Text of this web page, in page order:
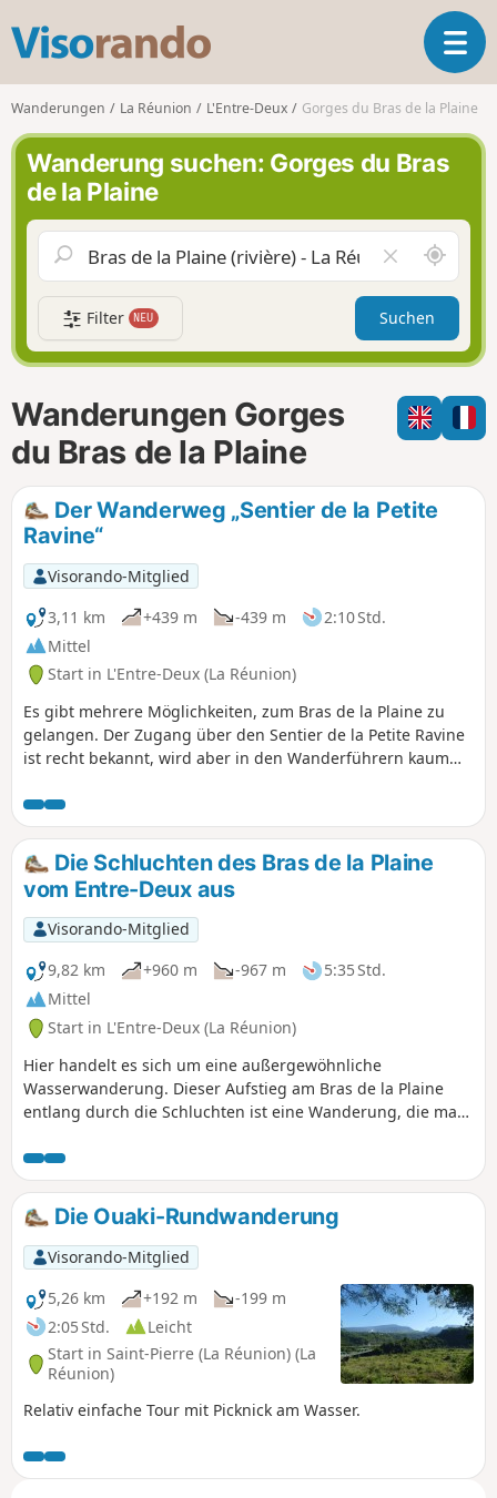
s
o
r
a
n
o
T
o
g
a
v
g
a
t
i
n
Wanderungen La Réunion L'Entre-Deux Gorges du Bras de la Plaine
Wanderung suchen: Gorges du Bras
de la Plaine
e
l
d
l
e
e
e
S
c
h
u
m
i
h
m
Filter NEU Suchen
Wanderungen Gorges
du Bras de la Plaine
Der Wanderweg „Sentier de la Petite
Ravine“
Visorando-Mitglied
3,11 km
+439 m -439 m
2:10 Std.
Mittel
Start in L'Entre-Deux (La Réunion)
Es gibt mehrere Möglichkeiten, zum Bras de la Plaine zu
gelangen. Der Zugang über den Sentier de la Petite Ravine
ist recht bekannt, wird aber in den Wanderführern kaum
wunderschönen Caverne de la Petite Ravine. Wenn sich die
Gelegenheit bietet, zögern Sie nicht, im Fluss zu baden
oder sich die herrlichen Schluchten flussabwärts der Höhle
anzusehen: Versuchen Sie keines dieser beiden Vorhaben,
wenn der Wasserstand zu hoch ist!
Die Schluchten des Bras de la Plaine
vom Entre-Deux aus
Visorando-Mitglied
9,82 km
+960 m -967 m
5:35 Std.
Mittel
Start in L'Entre-Deux (La Réunion)
Hier handelt es sich um eine außergewöhnliche
Wasserwanderung. Dieser Aufstieg am Bras de la Plaine
entlang durch die Schluchten ist eine Wanderung, die man
Höhlen, Felsspalten und sehr enge Passagen aneinander,
durch die das Licht nur schwer dringt. In diesem herrlichen
Gebiet werden Sie sehr oft nasse Füße bekommen, und
genau das macht den Reiz dieser Wanderung aus. Das GPS
empfängt jedoch in den stark eingeschnittenen Abschnitten
sehr schlecht.
Die Ouaki-Rundwanderung
Visorando-Mitglied
5,26 km
+192 m
-199 m
2:05 Std.
Leicht
Start in Saint-Pierre (La Réunion) (La
Réunion)
Relativ einfache Tour mit Picknick am Wasser.